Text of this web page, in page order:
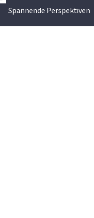
Schritt.
Spannende Perspektiven